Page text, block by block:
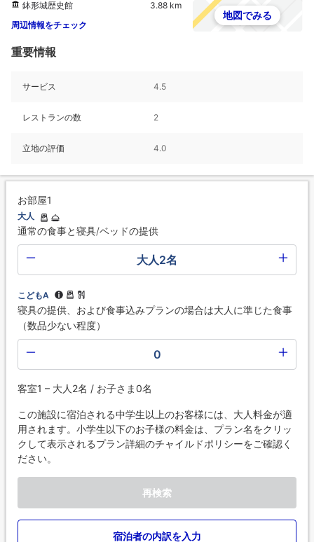
鉢形城歴史館
3.88 km
周辺情報をチェック
地図でみる
重要情報
サービス 4.5
レストランの数 2
立地の評価 4.0
お部屋1
大人
通常の食事と寝具/ベッドの提供
大人2名
こどもA
寝具の提供、および食事込みプランの場合は大人に準じた食事
（数品少ない程度）
0
客室1 – 大人2名 / お子さま0名
この施設に宿泊される中学生以上のお客様には、大人料金が適
用されます。小学生以下のお子様の料金は、プラン名をクリッ
クして表示されるプラン詳細のチャイルドポリシーをご確認く
ださい。
再検索
宿泊者の内訳を入力